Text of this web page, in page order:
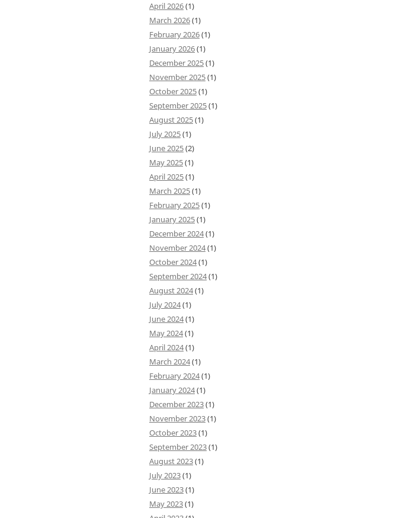
April 2026(1)
March 2026(1)
February 2026(1)
January 2026(1)
December 2025(1)
November 2025(1)
October 2025(1)
September 2025(1)
August 2025(1)
July 2025(1)
June 2025(2)
May 2025(1)
April 2025(1)
March 2025(1)
February 2025(1)
January 2025(1)
December 2024(1)
November 2024(1)
October 2024(1)
September 2024(1)
August 2024(1)
July 2024(1)
June 2024(1)
May 2024(1)
April 2024(1)
March 2024(1)
February 2024(1)
January 2024(1)
December 2023(1)
November 2023(1)
October 2023(1)
September 2023(1)
August 2023(1)
July 2023(1)
June 2023(1)
May 2023(1)